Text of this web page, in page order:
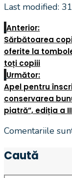
Last modified:
Anterior:
Sărbătoarea
oferite la
toți copiii
Următor:
Apel pentru
conservarea
piatră”, ediția a
Comentariile
Caută